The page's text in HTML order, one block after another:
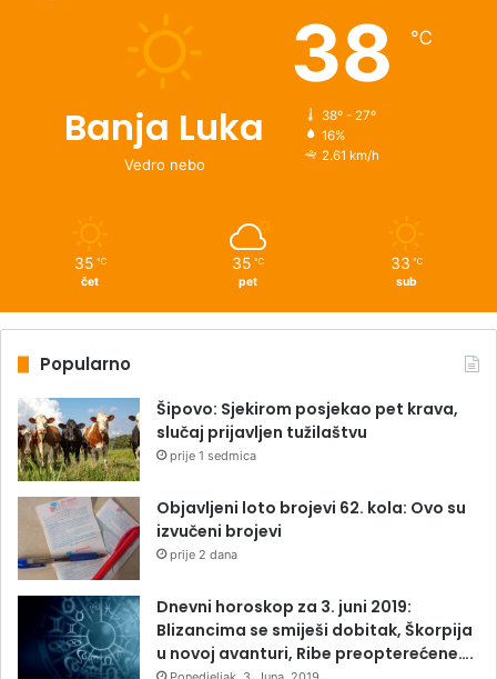
Banja Luka
Vedro nebo
38 ℃
38º - 27º
16%
2.61 km/h
35 ℃
čet
35 ℃
pet
33 ℃
sub
Popularno
Šipovo: Sjekirom posjekao pet krava,
slučaj prijavljen tužilaštvu
prije 1 sedmica
Objavljeni loto brojevi 62. kola: Ovo su
izvučeni brojevi
prije 2 dana
Dnevni horoskop za 3. juni 2019:
Blizancima se smiješi dobitak, Škorpija
u novoj avanturi, Ribe preopterećene….